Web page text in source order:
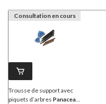
Consultation en cours
Trousse de support avec
piquets d’arbres Panacea,